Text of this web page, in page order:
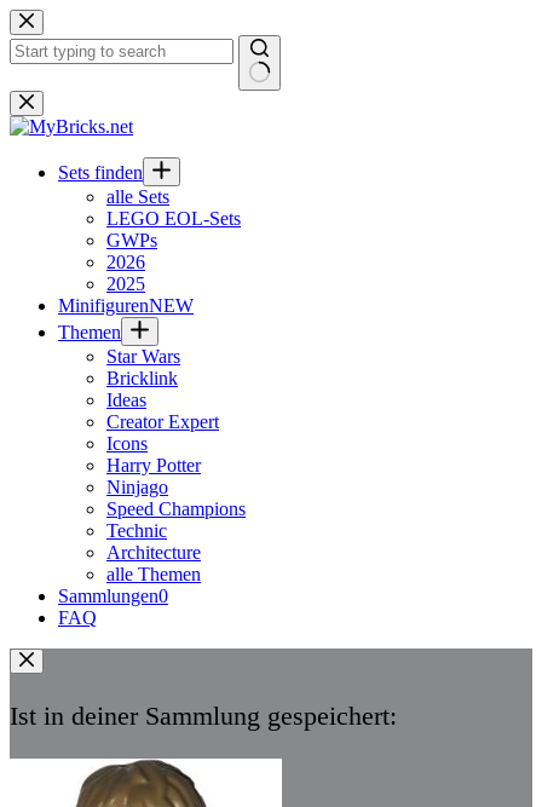
Zum
Inhalt
springen
Keine
Ergebnisse
Sets finden
alle Sets
LEGO EOL-Sets
GWPs
2026
2025
MinifigurenNEW
Themen
Star Wars
Bricklink
Ideas
Creator Expert
Icons
Harry Potter
Ninjago
Speed Champions
Technic
Architecture
alle Themen
Sammlungen0
FAQ
Ist in deiner Sammlung gespeichert: